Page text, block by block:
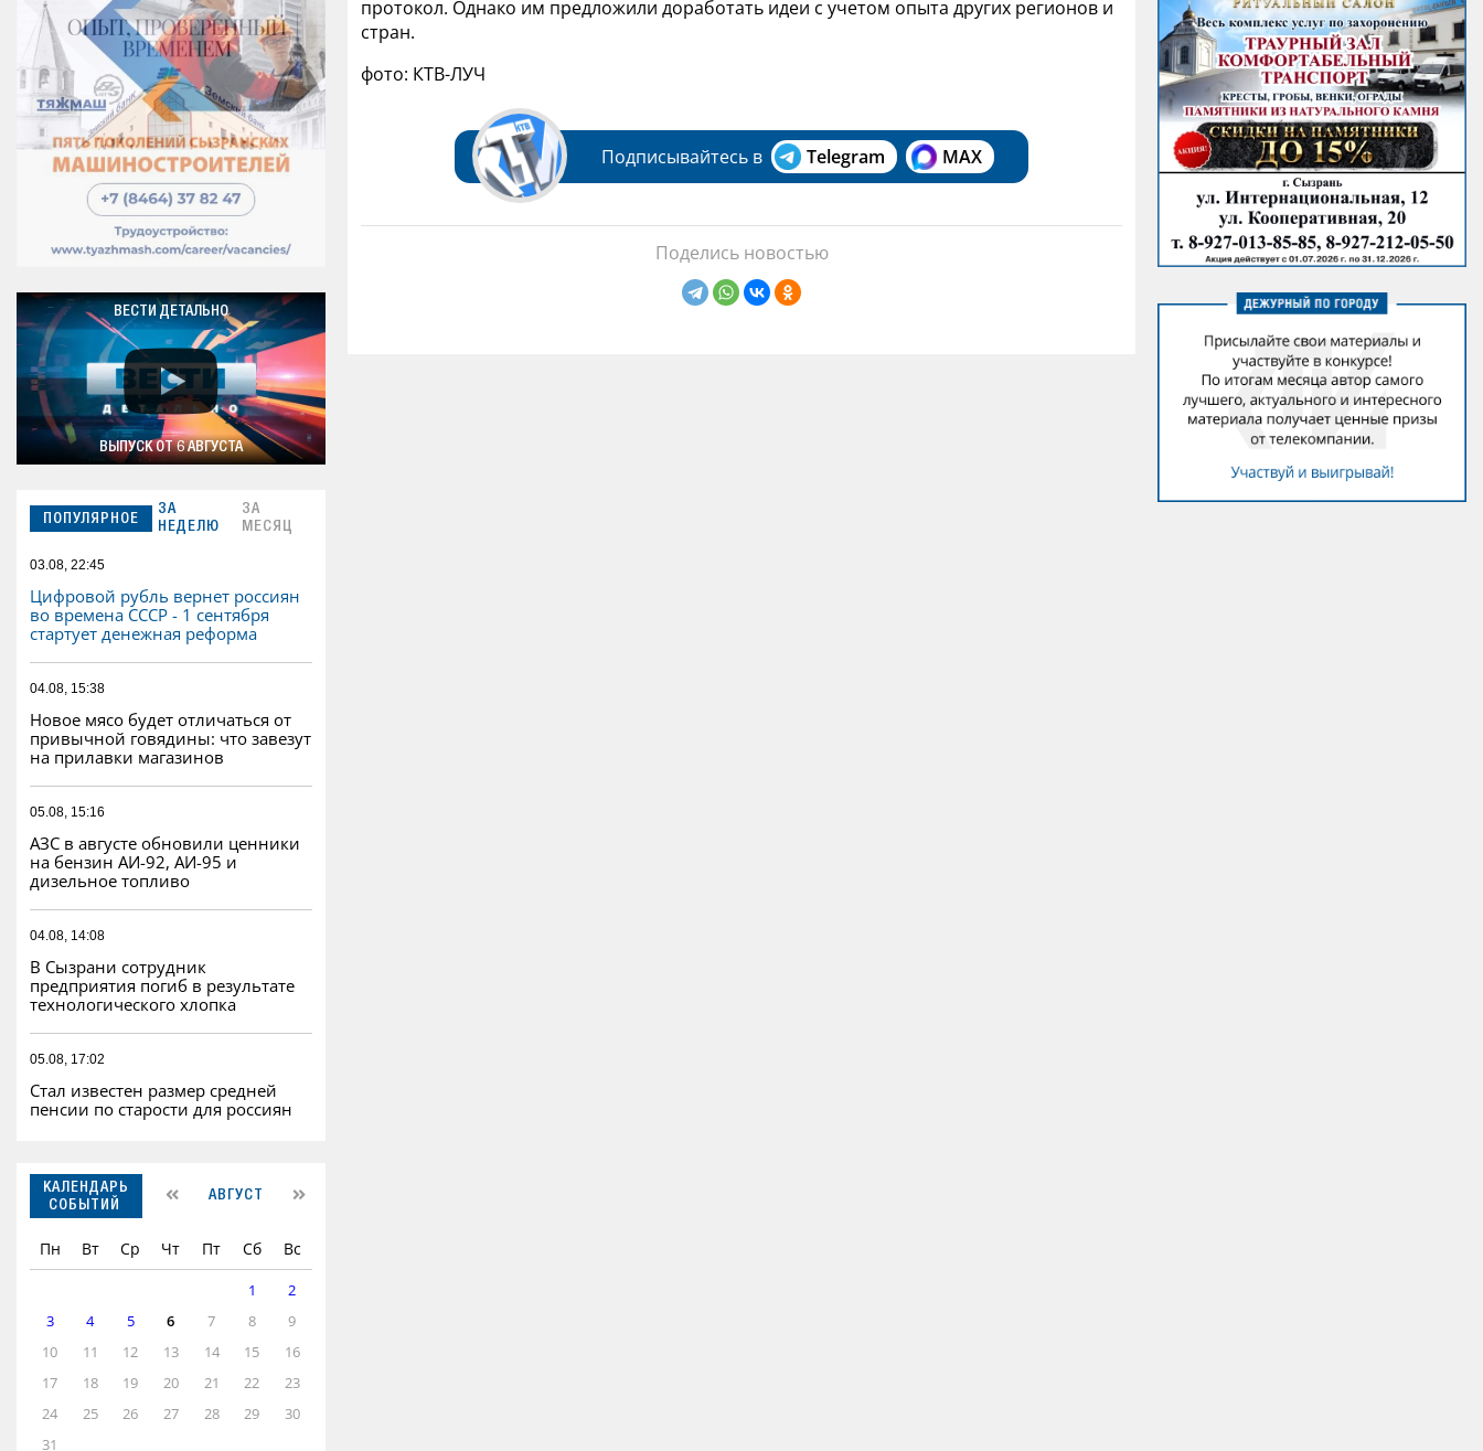
ВЕСТИ ДЕТАЛЬНО
ВЫПУСК ОТ 6 АВГУСТА
ПОПУЛЯРНОЕ
ЗА
НЕДЕЛЮ
ЗА
МЕСЯЦ
03.08, 22:45
Цифровой рубль вернет россиян
во времена СССР - 1 сентября
стартует денежная реформа
04.08, 15:38
Новое мясо будет отличаться от
привычной говядины: что завезут
на прилавки магазинов
05.08, 15:16
АЗС в августе обновили ценники
на бензин АИ-92, АИ-95 и
дизельное топливо
04.08, 14:08
В Сызрани сотрудник
предприятия погиб в результате
технологического хлопка
05.08, 17:02
Стал известен размер средней
пенсии по старости для россиян
КАЛЕНДАРЬ
СОБЫТИЙ
АВГУСТ
Пн Вт Ср Чт Пт Сб Вс
1
2
3
4 5 6 7 8
9
10
11 12 13 14 15
16
17
18 19 20 21 22
23
24
25 26 27 28 29
30
31
протокол. Однако им предложили доработать идеи с учетом опыта других регионов и
стран.
фото: КТВ-ЛУЧ
Подписывайтесь в Telegram MAX
Поделись новостью